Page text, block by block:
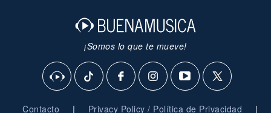
¡Somos lo que te mueve!
Contacto | Privacy Policy / Política de Privacidad |